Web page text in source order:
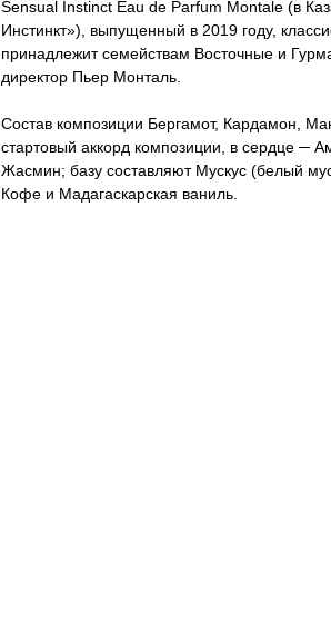
Sensual Instinct Eau de Parfum Montale (в
Инстинкт»), выпущенный в 2019 году,
принадлежит семействам Восточные и
директор Пьер Монталь.
Состав композиции Бергамот, Кардамон,
стартовый аккорд композиции, в сердце ─
Жасмин; базу составляют Мускус (белый
Кофе и Мадагаскарская ваниль.